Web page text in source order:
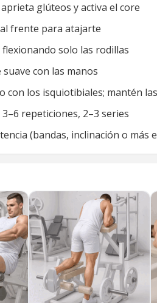
glúteos y activa el core
frente para atajarte
solo las rodillas
con las manos
con los isquiotibiales; mantén
repeticiones, 2–3 series
(bandas, inclinación o más